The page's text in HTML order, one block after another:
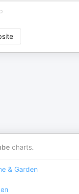
charts.
& Garden